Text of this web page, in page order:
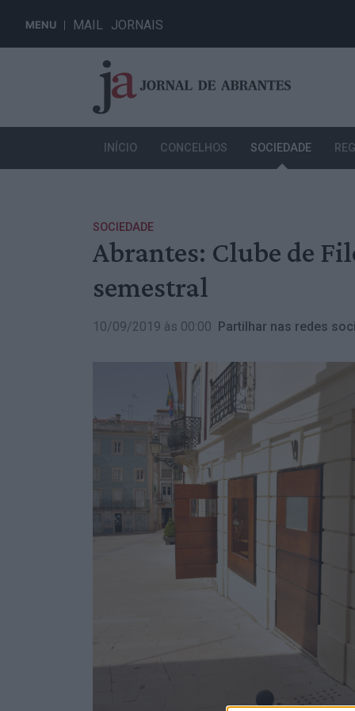
MENU MAIL JORNAIS
INÍCIO CONCELHOS SOCIEDADE
SOCIEDADE
Abrantes: Clube de
semestral
10/09/2019 às 00:00 Partilhar nas redes